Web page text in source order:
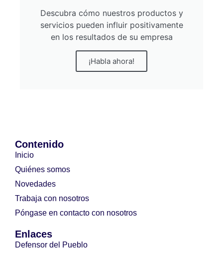
Descubra cómo nuestros productos y
servicios pueden influir positivamente
en los resultados de su empresa
¡Habla ahora!
Contenido
Inicio
Quiénes somos
Novedades
Trabaja con nosotros
Póngase en contacto con nosotros
Enlaces
Defensor del Pueblo